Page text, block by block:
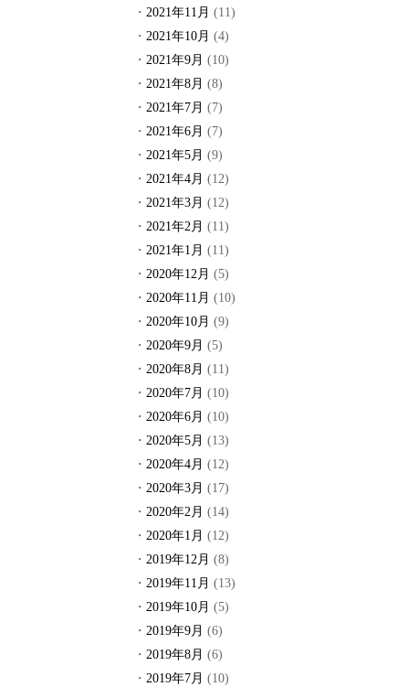
2021年11月 (11)
2021年10月 (4)
2021年9月 (10)
2021年8月 (8)
2021年7月 (7)
2021年6月 (7)
2021年5月 (9)
2021年4月 (12)
2021年3月 (12)
2021年2月 (11)
2021年1月 (11)
2020年12月 (5)
2020年11月 (10)
2020年10月 (9)
2020年9月 (5)
2020年8月 (11)
2020年7月 (10)
2020年6月 (10)
2020年5月 (13)
2020年4月 (12)
2020年3月 (17)
2020年2月 (14)
2020年1月 (12)
2019年12月 (8)
2019年11月 (13)
2019年10月 (5)
2019年9月 (6)
2019年8月 (6)
2019年7月 (10)